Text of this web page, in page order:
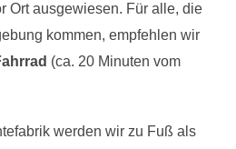
Ort ausgewiesen. Für alle, die
kommen, empfehlen wir
(ca. 20 Minuten vom
werden wir zu Fuß als